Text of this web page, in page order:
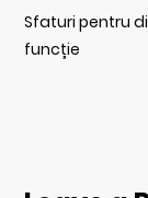
Sfaturi pentru
funcție